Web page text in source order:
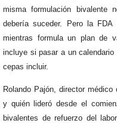
misma formulación
debería suceder. Pero la
mientras formula un plan de
incluye si pasar a un
cepas incluir.
Rolando Pajón, director
y quién lideró desde el
bivalentes de refuerzo del